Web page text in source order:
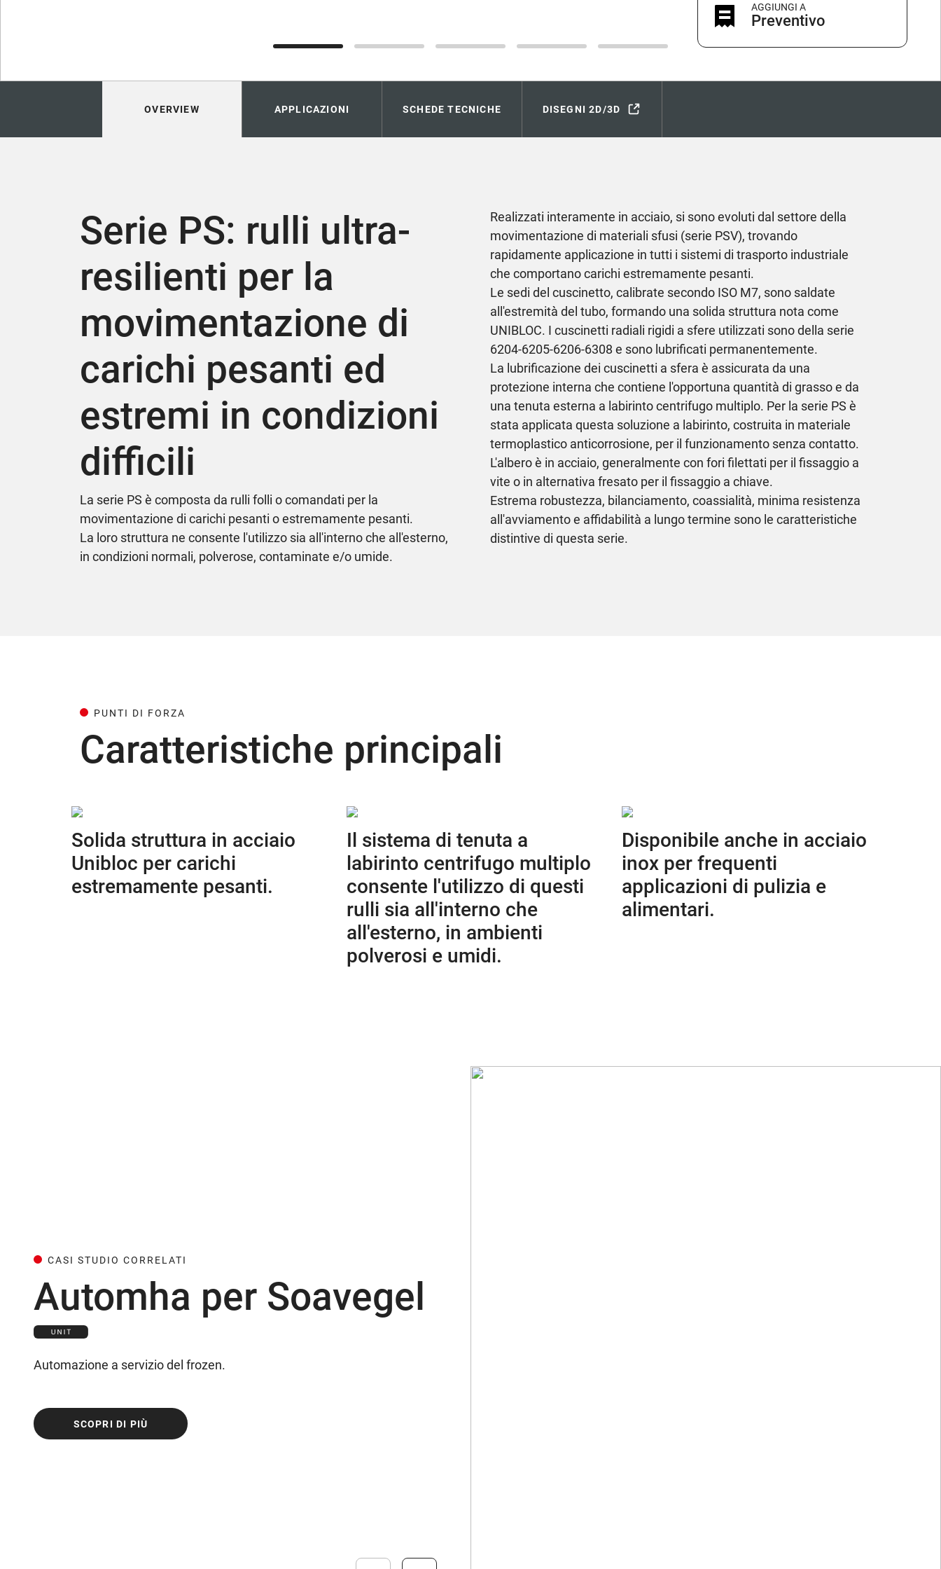
AGGIUNGI A
Preventivo
OVERVIEW APPLICAZIONI SCHEDE TECNICHE DISEGNI 2D/3D
Serie PS: rulli ultra-
resilienti per la
movimentazione di
carichi pesanti ed
estremi in condizioni
difficili
La serie PS è composta da rulli folli o comandati per la
movimentazione di carichi pesanti o estremamente pesanti.
La loro struttura ne consente l'utilizzo sia all'interno che all'esterno,
in condizioni normali, polverose, contaminate e/o umide.
Realizzati interamente in acciaio, si sono evoluti dal settore della
movimentazione di materiali sfusi (serie PSV), trovando
rapidamente applicazione in tutti i sistemi di trasporto industriale
che comportano carichi estremamente pesanti.
Le sedi del cuscinetto, calibrate secondo ISO M7, sono saldate
all'estremità del tubo, formando una solida struttura nota come
UNIBLOC. I cuscinetti radiali rigidi a sfere utilizzati sono della serie
6204-6205-6206-6308 e sono lubrificati permanentemente.
La lubrificazione dei cuscinetti a sfera è assicurata da una
protezione interna che contiene l'opportuna quantità di grasso e da
una tenuta esterna a labirinto centrifugo multiplo. Per la serie PS è
stata applicata questa soluzione a labirinto, costruita in materiale
termoplastico anticorrosione, per il funzionamento senza contatto.
L'albero è in acciaio, generalmente con fori filettati per il fissaggio a
vite o in alternativa fresato per il fissaggio a chiave.
Estrema robustezza, bilanciamento, coassialità, minima resistenza
all'avviamento e affidabilità a lungo termine sono le caratteristiche
distintive di questa serie.
PUNTI DI FORZA
Caratteristiche principali
Solida struttura in acciaio
Unibloc per carichi
estremamente pesanti.
Il sistema di tenuta a
labirinto centrifugo multiplo
consente l'utilizzo di questi
rulli sia all'interno che
all'esterno, in ambienti
polverosi e umidi.
Disponibile anche in acciaio
inox per frequenti
applicazioni di pulizia e
alimentari.
CASI STUDIO CORRELATI
Automha per Soavegel
Automazione a servizio del frozen.
SCOPRI DI PIÙ